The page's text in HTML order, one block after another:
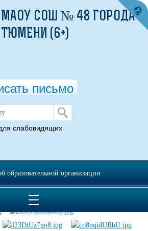
класс
МАОУ СОШ № 48 ГОРОДА
ТЮМЕНИ (6+)
письмо
слабовидящих
образовательной организации